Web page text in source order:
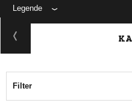
Legende
Filter